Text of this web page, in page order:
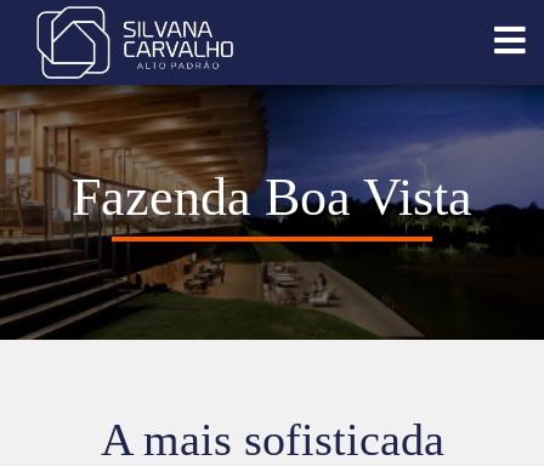
Fazenda Boa Vista
A mais sofisticada